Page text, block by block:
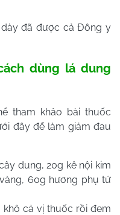
đã được cả Đông y
dùng lá dung
tham khảo bài thuốc
đây để làm giảm đau
dung, 20g kê nội kim
60g hương phụ tứ
khô cả vị thuốc rồi đem